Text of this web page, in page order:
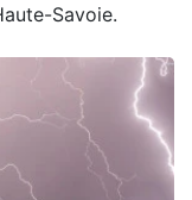
Savoie.